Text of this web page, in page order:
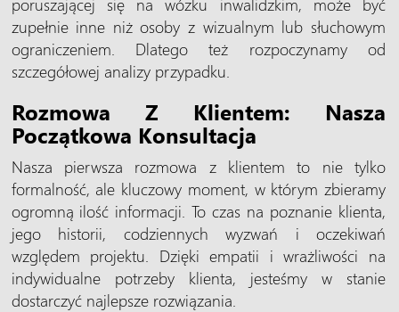
zupełnie inne niż osoby z wizualnym lub słuchowym
ograniczeniem. Dlatego też rozpoczynamy od
szczegółowej analizy przypadku.
Rozmowa Z Klientem: Nasza
Początkowa Konsultacja
Nasza pierwsza rozmowa z klientem to nie tylko
formalność, ale kluczowy moment, w którym zbieramy
ogromną ilość informacji. To czas na poznanie klienta,
jego historii, codziennych wyzwań i oczekiwań
względem projektu. Dzięki empatii i wrażliwości na
indywidualne potrzeby klienta, jesteśmy w stanie
dostarczyć najlepsze rozwiązania.